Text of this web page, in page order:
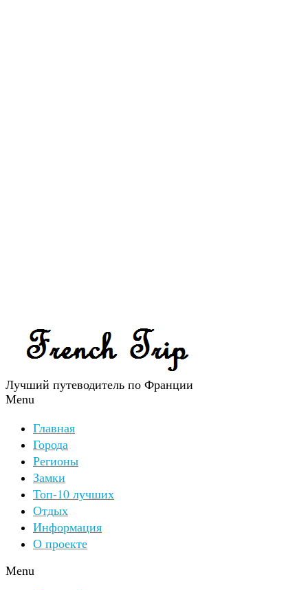
Лучший путеводитель по Франции
Menu
Главная
Города
Регионы
Замки
Топ-10 лучших
Отдых
Информация
О проекте
Menu